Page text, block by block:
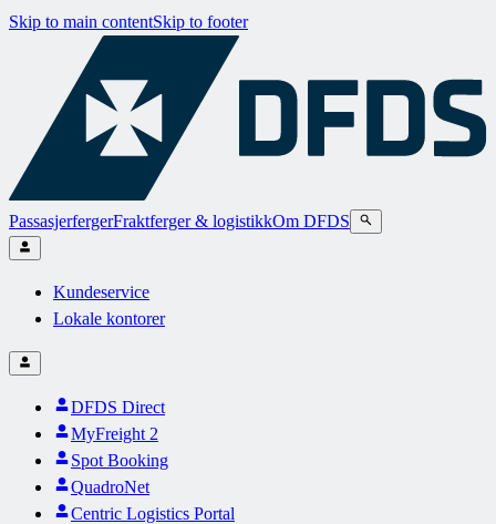
Skip to main contentSkip to footer
PassasjerfergerFraktferger & logistikkOm DFDS
Kundeservice
Lokale kontorer
DFDS Direct
MyFreight 2
Spot Booking
QuadroNet
Centric Logistics Portal